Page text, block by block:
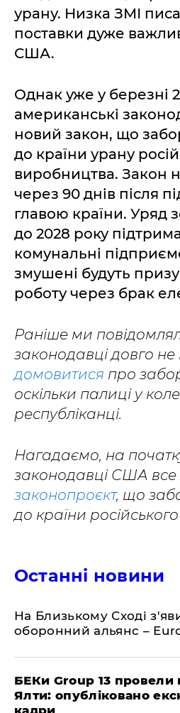
урану. Низка ЗМІ
поставки дуже
США.
Однак уже у березні
американські
новий закон, що
до країни урану
виробництва. Закон
через 90 днів після
главою країни. Уряд
до 2028 року
комунальні
змушені будуть
роботу через брак
Раніше ми
законодавці довго не
домовитися про
оскільки палиці у
республіканці.
Нагадаємо, на
законодавці США
законопроєкт, що
до країни
Останні новини
На Близькому Сході
оборонний альянс –
БЕКи Group 13 провели
Ялти: опубліковано
кадри